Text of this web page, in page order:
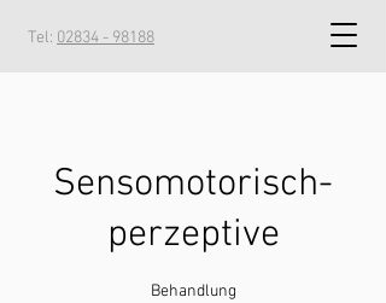
Tel: 02834 - 98188
Sensomotorisch-
perzeptive
Behandlung